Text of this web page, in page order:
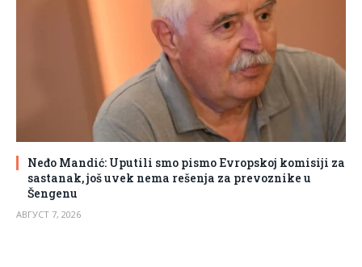
Neđo Mandić: Uputili smo pismo Evropskoj komisiji za
sastanak, još uvek nema rešenja za prevoznike u
Šengenu
АВГУСТ 7, 2026